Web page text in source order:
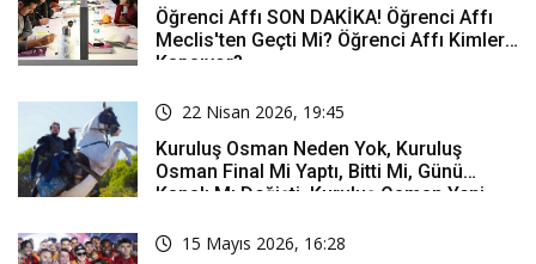
Öğrenci Affı SON DAKİKA! Öğrenci Affı
Meclis'ten Geçti Mi? Öğrenci Affı Kimleri
Kapsıyor?
22 Nisan 2026, 19:45
Kuruluş Osman Neden Yok, Kuruluş
Osman Final Mi Yaptı, Bitti Mi, Günü
Kanalı Mı Değişti, Kuruluş Osman Yeni
15 Mayıs 2026, 16:28